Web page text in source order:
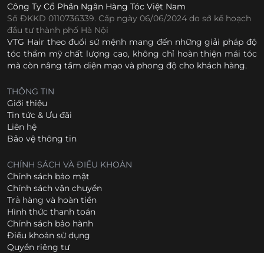
Công Ty Cổ Phần Ngân Hàng Tóc Việt Nam
Số ĐKKD 0110736339. Cấp ngày 06/06/2024 do sở kế hoạch
đầu tư thành phố Hà Nội
VTG Hair theo đuổi sứ mệnh mang đến những giải pháp độ
tóc thẩm mỹ chất lượng cao, không chỉ hoàn thiện mái tóc
mà còn nâng tầm diện mạo và phong độ cho khách hàng.
THÔNG TIN
Giới thiệu
Tin tức & Ưu đãi
Liên hệ
Bảo vệ thông tin
CHÍNH SÁCH VÀ ĐIỀU KHOẢN
Chính sách bảo mật
Chính sách vận chuyển
Trả hàng và hoàn tiền
Hình thức thanh toán
Chính sách bảo hành
Điều khoản sử dụng
Quyền riêng tư